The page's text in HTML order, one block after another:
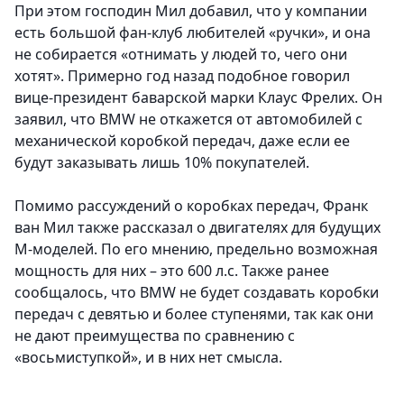
При этом господин Мил добавил, что у компании
есть большой фан-клуб любителей «ручки», и она
не собирается «отнимать у людей то, чего они
хотят». Примерно год назад подобное говорил
вице-президент баварской марки Клаус Фрелих. Он
заявил, что BMW не откажется от автомобилей с
механической коробкой передач, даже если ее
будут заказывать лишь 10% покупателей.
Помимо рассуждений о коробках передач, Франк
ван Мил также рассказал о двигателях для будущих
М-моделей. По его мнению, предельно возможная
мощность для них – это 600 л.с. Также ранее
сообщалось, что BMW не будет создавать коробки
передач с девятью и более ступенями, так как они
не дают преимущества по сравнению с
«восьмиступкой», и в них нет смысла.